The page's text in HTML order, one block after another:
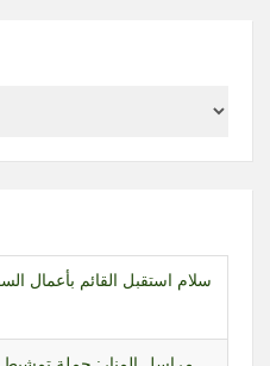
سلام استقبل القائم بأعمال
مراسل المنار: حملة تمشيط